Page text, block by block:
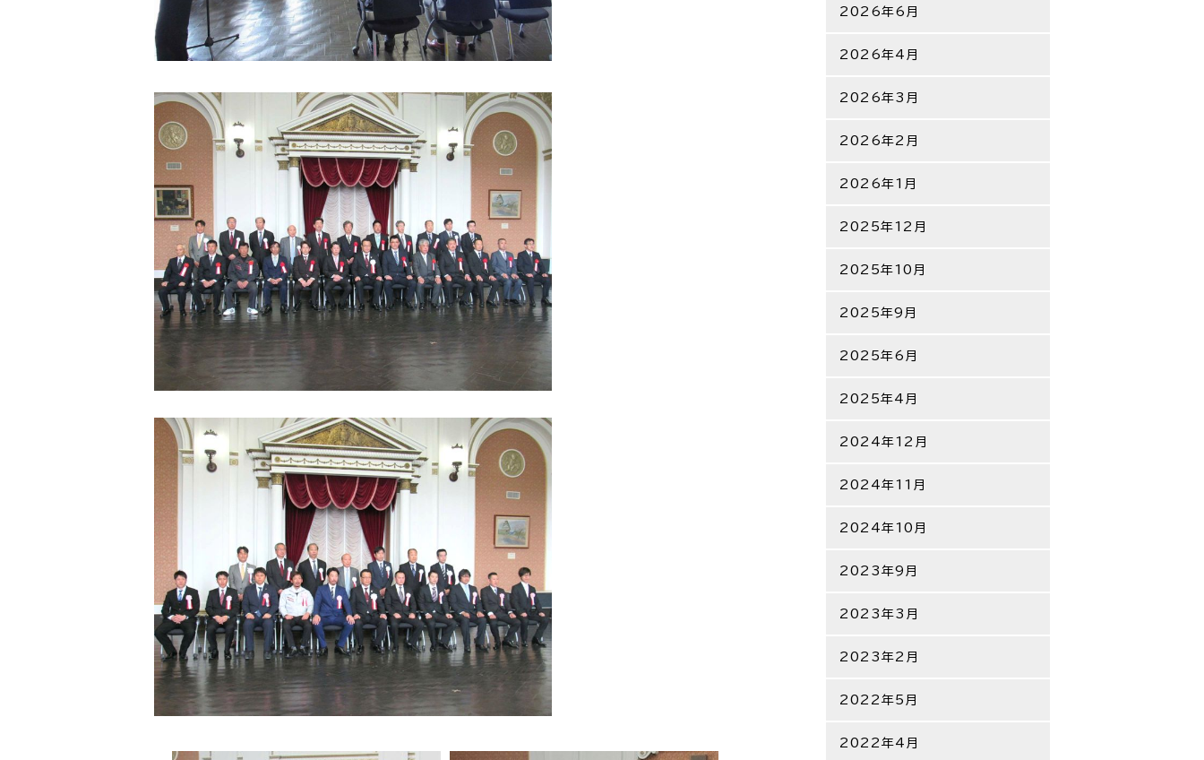
2026年6月
2026年4月
2026年3月
2026年2月
2026年1月
2025年12月
2025年10月
2025年9月
2025年6月
2025年4月
2024年12月
2024年11月
2024年10月
2023年9月
2023年3月
2023年2月
2022年5月
2022年4月